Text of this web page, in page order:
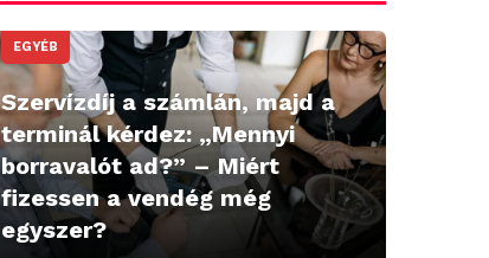
EGYÉB
Szervízdíj a számlán, majd a
terminál kérdez: „Mennyi
borravalót ad?” – Miért
fizessen a vendég még
egyszer?